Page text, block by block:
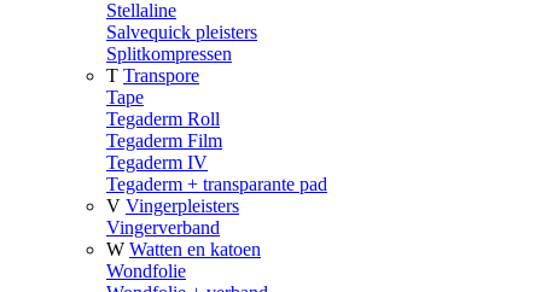
Stellaline
Salvequick pleisters
Splitkompressen
T Transpore
Tape
Tegaderm Roll
Tegaderm Film
Tegaderm IV
Tegaderm + transparante pad
V Vingerpleisters
Vingerverband
W Watten en katoen
Wondfolie